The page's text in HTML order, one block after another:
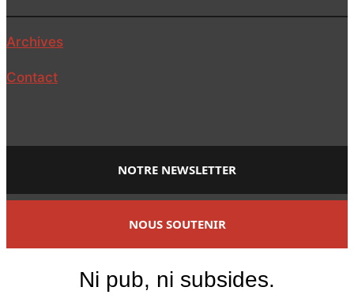
Archives
Contact
NOTRE NEWSLETTER
NOUS SOUTENIR
Ni pub, ni subsides.